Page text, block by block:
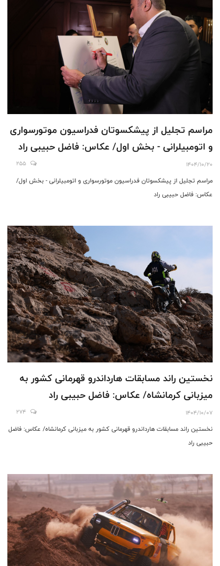
مراسم تجلیل از پیشکسوتان فدراسیون موتورسواری
و اتومبیلرانی - بخش اول/ عکاس: فاضل حبیبی راد
1404/10/20
255
مراسم تجلیل از پیشکسوتان فدراسیون موتورسواری و اتومبیلرانی - بخش اول/
عکاس: فاضل حبیبی راد
نخستین راند مسابقات هارداندرو قهرمانی کشور به
میزبانی کرمانشاه/ عکاس: فاضل حبیبی راد
1404/10/07
274
نخستین راند مسابقات هارداندرو قهرمانی کشور به میزبانی کرمانشاه/ عکاس: فاضل
حبیبی راد